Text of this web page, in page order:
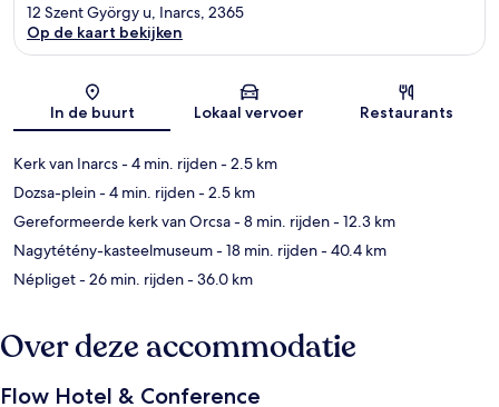
Kaart
12 Szent György u, Inarcs, 2365
Op de kaart bekijken
In de buurt Lokaal vervoer Restaurants
Kerk van Inarcs- 4 min. rijden- 2.5 km
Dozsa-plein- 4 min. rijden- 2.5 km
Gereformeerde kerk van Orcsa- 8 min. rijden- 12.3 km
Nagytétény-kasteelmuseum- 18 min. rijden- 40.4 km
Népliget- 26 min. rijden- 36.0 km
Over deze accommodatie
Flow Hotel & Conference